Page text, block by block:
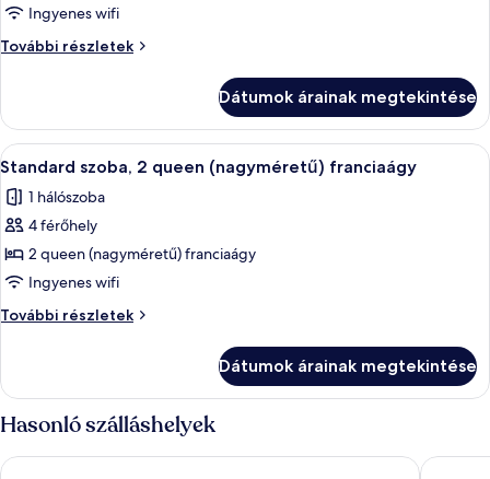
Queens
Deluxe
Queen
Sofa
Bed
Ingyenes wifi
További részletek
2
with
Queen
Sofa
további
részletei
Dátumok árainak megtekintése
A
következő
szoba
összes
képének
megtekintése:
Standard
szoba,
queen
(nagyméretű)
franciaágy
Egy szállodai szoba két ággyal,
3
Standard szoba, 2 queen (nagyméretű) franciaágy
1 hálószoba
4 férőhely
2 queen (nagyméretű) franciaágy
Ingyenes wifi
További részletek
Standard
(nagyméretű)
franciaágy
további
részletei
Dátumok árainak megtekintése
Hasonló szálláshelyek
Beachside Inn Bayview